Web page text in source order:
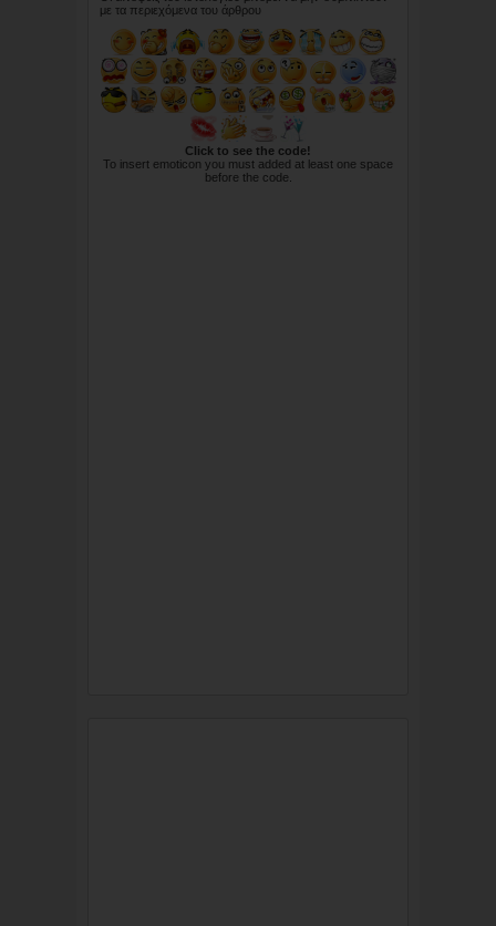
με τα περιεχόμενα του άρθρου
Click to see the code!
To insert emoticon you must added at least one space
before the code.